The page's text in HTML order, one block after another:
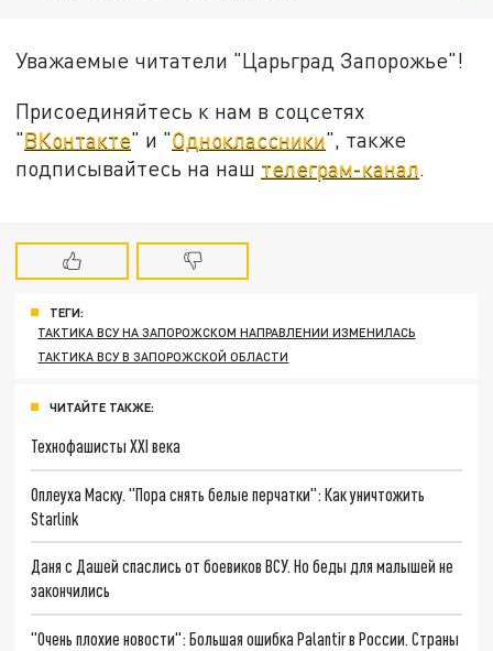
Уважаемые читатели "Царьград Запорожье"!
Присоединяйтесь к нам в соцсетях
"ВКонтакте" и "Одноклассники", также
подписывайтесь на наш телеграм-канал
ТЕГИ:
ТАКТИКА ВСУ НА ЗАПОРОЖСКОМ НАПРАВЛЕНИИ ИЗМЕНИЛАСЬ
ТАКТИКА ВСУ В ЗАПОРОЖСКОЙ ОБЛАСТИ
ЧИТАЙТЕ ТАКЖЕ:
Технофашисты XXI века
Оплеуха Маску. "Пора снять белые перчатки": Как уничтожить
Starlink
Даня с Дашей спаслись от боевиков ВСУ. Но беды для малышей не
закончились
"Очень плохие новости": Большая ошибка Palantir в России. Страны